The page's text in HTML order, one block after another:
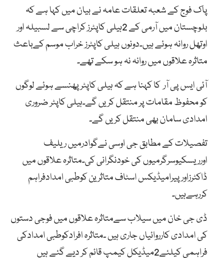
پاک فوج کے شعبہ تعلقات عامہ نے بیان میں کہا ہے کہ
بلوچستان میں آرمی کے 2ہیلی کاپٹرز کراچی سے لسبیلہ اور
اوتھل روانہ ہوئے ہیں۔دونوں ہیلی کاپٹرز خراب موسم کےباعث
متاثرہ علاقوں میں روانہ نہ ہو سکے تھے۔
آئی ایس پی آر کا کہنا ہے کہ ہیلی کاپٹر پھنسے ہوئے لوگوں
کو محفوظ مقامات پر منتقل کریں گے۔ہیلی کاپٹر ضروری
امدادی سامان بھی منتقل کریں گے۔
تفصیلات کے مطابق جی اوسی نےگوادرمیں ریلیف
اورریسکیوسرگرمیوں کی خودنگرانی کی۔متاثرہ علاقوں میں
ڈاکٹرزاورپیرامیڈیکس اسٹاف متاثرین کوطبی امدادفراہم
کررہےہیں۔
ڈی جی خان میں سیلاب سےمتاثرہ علاقوں میں فوجی دستوں
کی امدادی کارروائیاں جاری ہیں ۔متاثرہ افرادکوطبی امدادکی
فراہمی کیلئے2میڈیکل کیمپ قائم کر دیے گئے ہیں